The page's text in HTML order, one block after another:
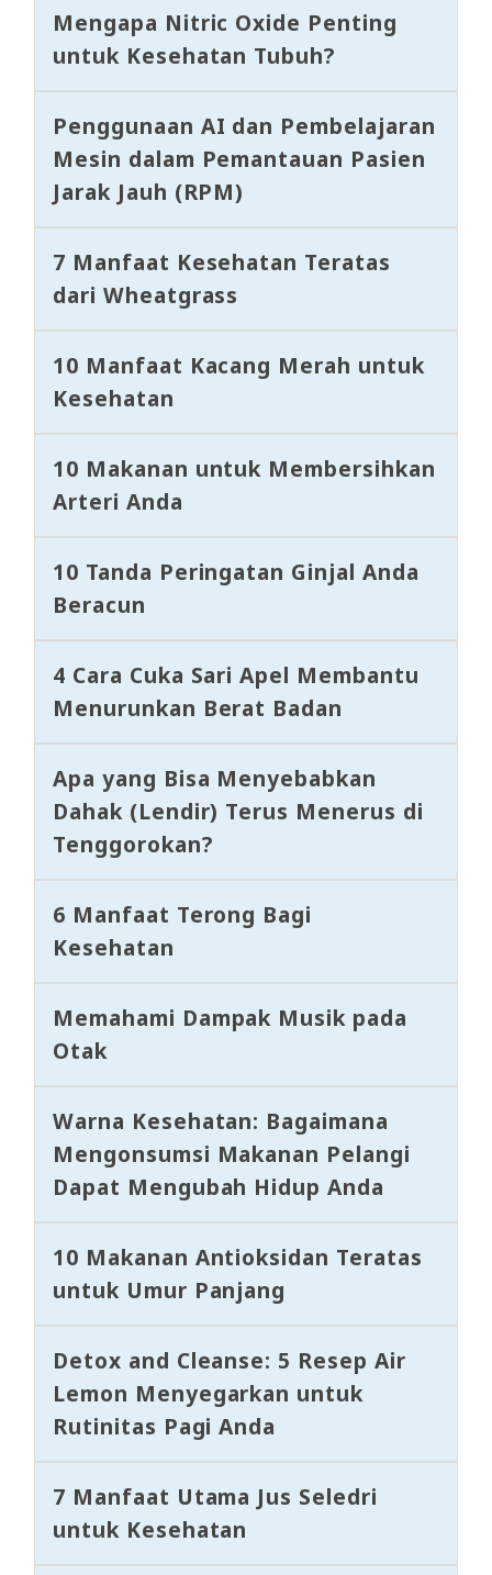
Mengapa Nitric Oxide Penting
untuk Kesehatan Tubuh?
Penggunaan AI dan Pembelajaran
Mesin dalam Pemantauan Pasien
Jarak Jauh (RPM)
7 Manfaat Kesehatan Teratas
dari Wheatgrass
10 Manfaat Kacang Merah untuk
Kesehatan
10 Makanan untuk Membersihkan
Arteri Anda
10 Tanda Peringatan Ginjal Anda
Beracun
4 Cara Cuka Sari Apel Membantu
Menurunkan Berat Badan
Apa yang Bisa Menyebabkan
Dahak (Lendir) Terus Menerus di
Tenggorokan?
6 Manfaat Terong Bagi
Kesehatan
Memahami Dampak Musik pada
Otak
Warna Kesehatan: Bagaimana
Mengonsumsi Makanan Pelangi
Dapat Mengubah Hidup Anda
10 Makanan Antioksidan Teratas
untuk Umur Panjang
Detox and Cleanse: 5 Resep Air
Lemon Menyegarkan untuk
Rutinitas Pagi Anda
7 Manfaat Utama Jus Seledri
untuk Kesehatan